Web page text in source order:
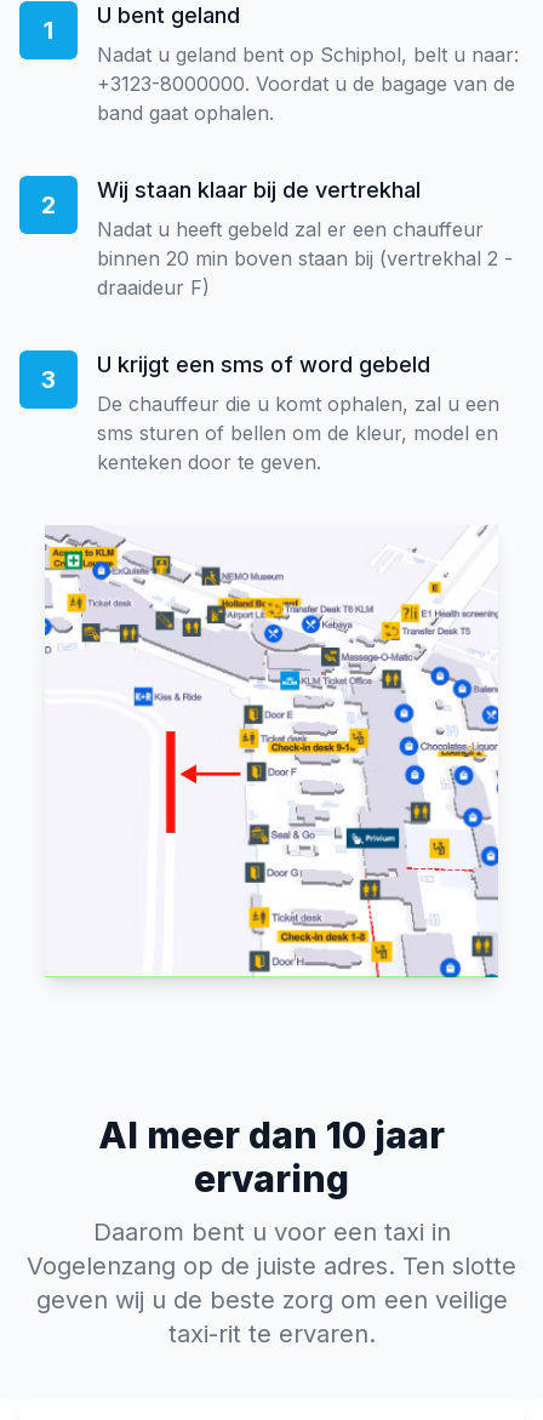
1
U bent geland
Nadat u geland bent op Schiphol, belt u naar:
+3123-8000000. Voordat u de bagage van de
band gaat ophalen.
2
Wij staan klaar bij de vertrekhal
Nadat u heeft gebeld zal er een chauffeur
binnen 20 min boven staan bij (vertrekhal 2 -
draaideur F)
3
U krijgt een sms of word gebeld
De chauffeur die u komt ophalen, zal u een
sms sturen of bellen om de kleur, model en
kenteken door te geven.
Al meer dan 10 jaar
ervaring
Daarom bent u voor een taxi in
Vogelenzang op de juiste adres. Ten slotte
geven wij u de beste zorg om een veilige
taxi-rit te ervaren.